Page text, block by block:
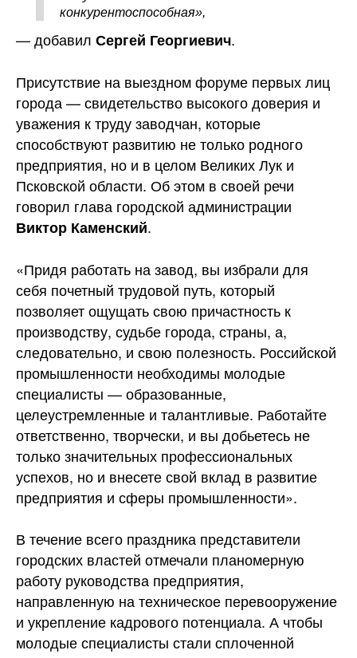
конкурентоспособная»,
— добавил Сергей Георгиевич.
Присутствие на выездном форуме первых лиц
города — свидетельство высокого доверия и
уважения к труду заводчан, которые
способствуют развитию не только родного
предприятия, но и в целом Великих Лук и
Псковской области. Об этом в своей речи
говорил глава городской администрации
Виктор Каменский.
«Придя работать на завод, вы избрали для
себя почетный трудовой путь, который
позволяет ощущать свою причастность к
производству, судьбе города, страны, а,
следовательно, и свою полезность. Российской
промышленности необходимы молодые
специалисты — образованные,
целеустремленные и талантливые. Работайте
ответственно, творчески, и вы добьетесь не
только значительных профессиональных
успехов, но и внесете свой вклад в развитие
предприятия и сферы промышленности».
В течение всего праздника представители
городских властей отмечали планомерную
работу руководства предприятия,
направленную на техническое перевооружение
и укрепление кадрового потенциала. А чтобы
молодые специалисты стали сплоченной